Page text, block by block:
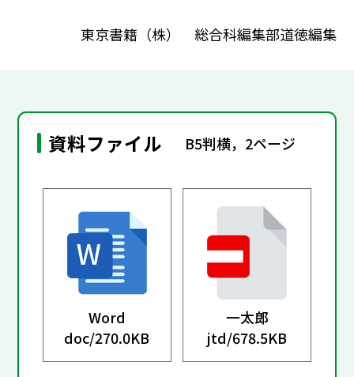
東京書籍（株） 総合科編集部道徳編集
資料ファイル B5判横，2ページ
Word
doc/270.0KB
一太郎
jtd/678.5KB